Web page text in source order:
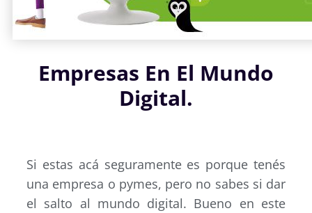
Empresas En El Mundo
Digital.
Si estas acá seguramente es porque tenés
una empresa o pymes, pero no sabes si dar
el salto al mundo digital. Bueno en este